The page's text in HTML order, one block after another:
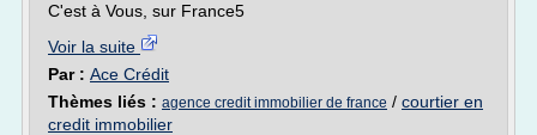
C'est à Vous, sur France5
Voir la suite
Par : Ace Crédit
Thèmes liés : agence credit immobilier de france / courtier en
credit immobilier